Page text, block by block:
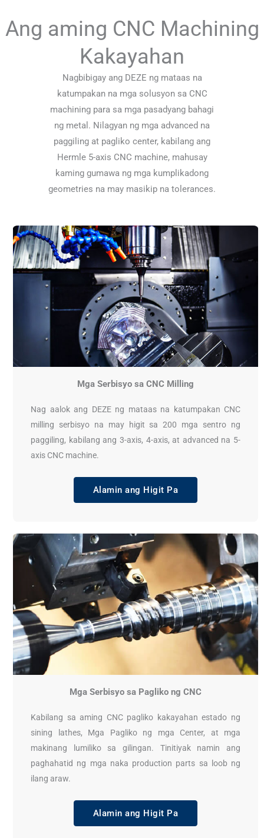
Ang aming CNC Machining
Kakayahan
Nagbibigay ang DEZE ng mataas na
katumpakan na mga solusyon sa CNC
machining para sa mga pasadyang bahagi
ng metal. Nilagyan ng mga advanced na
paggiling at pagliko center, kabilang ang
Hermle 5-axis CNC machine, mahusay
kaming gumawa ng mga kumplikadong
geometries na may masikip na tolerances.
Mga Serbisyo sa CNC Milling
Nag aalok ang DEZE ng mataas na katumpakan CNC
milling serbisyo na may higit sa 200 mga sentro ng
paggiling, kabilang ang 3-axis, 4-axis, at advanced na 5-
axis CNC machine.
Alamin ang Higit Pa
Mga Serbisyo sa Pagliko ng CNC
Kabilang sa aming CNC pagliko kakayahan estado ng
sining lathes, Mga Pagliko ng mga Center, at mga
makinang lumiliko sa gilingan. Tinitiyak namin ang
paghahatid ng mga naka production parts sa loob ng
ilang araw.
Alamin ang Higit Pa